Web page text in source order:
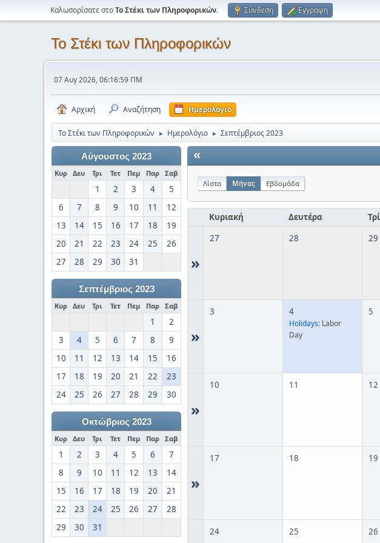
Καλωσορίσατε στοΤο Στέκι των Πληροφορικών. Σύνδεση Εγγραφή
Το Στέκι των Πληροφορικών
07 Αυγ 2026, 06:16:59 ΠΜ
Αρχική Αναζήτηση Ημερολόγιο
Το Στέκι των Πληροφορικών ► Ημερολόγιο ► Σεπτέμβριος 2023
Αύγουστος 2023
Κυρ Δευ Τρι Τετ Πεμ Παρ Σαβ
1 2 3 4
5
6
7 8 9 10 11
12
13
14 15 16 17 18
19
20
21 22 23 24 25
26
27
28 29 30 31
Σεπτέμβριος 2023
Κυρ Δευ Τρι Τετ Πεμ Παρ Σαβ
1
2
3
4 5 6 7 8
9
10
11 12 13 14 15
16
17
18 19 20 21 22
23
24
25 26 27 28 29 30
Οκτώβριος 2023
Κυρ Δευ Τρι Τετ Πεμ Παρ Σαβ
1 2 3 4 5 6
7
8
9 10 11 12 13
14
15
16 17 18 19 20
21
22
23 24 25 26 27
28
29
30 31
«
Λίστα Μήνας Εβδομάδα
Κυριακή Δευτέρα
»
27 28 29
»
3 4
Holidays: Labor
Day
5
»
10 11 12
»
17 18 19
24 25 26